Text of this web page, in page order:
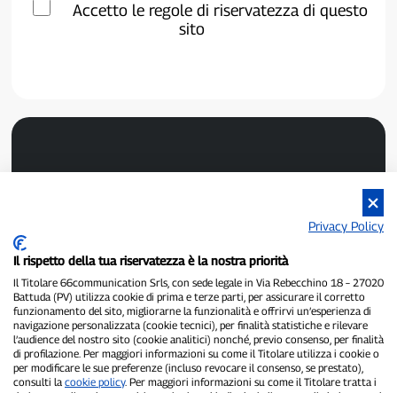
Accetto le regole di riservatezza di questo
sito
Registrazione numero 1/2021 del 1/2/2021 - Tribunale di Pavia
Proprietario ed editore:66communication Srls- P.IVA
02798890188
Direttore Responsabile:Alessandro Secchi- Vicedirettore:Federico
Benedusi
Privacy Policy-Cookie Policy
"Se è successo davvero, lo trovi su P300.it"
Privacy Policy
Il rispetto della tua riservatezza è la nostra priorità
Il Titolare 66communication Srls, con sede legale in Via Rebecchino 18 – 27020
Battuda (PV) utilizza cookie di prima e terze parti, per assicurare il corretto
funzionamento del sito, migliorarne la funzionalità e offrirvi un’esperienza di
navigazione personalizzata (cookie tecnici), per finalità statistiche e rilevare
l’audience del nostro sito (cookie analitici) nonché, previo consenso, per finalità
di profilazione. Per maggiori informazioni su come il Titolare utilizza i cookie o
per modificare le sue preferenze (incluso revocare il consenso, se prestato),
consulti la cookie policy. Per maggiori informazioni su come il Titolare tratta i